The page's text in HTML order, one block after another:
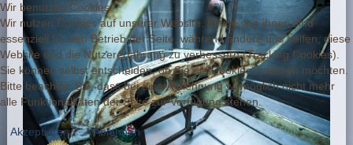
Wir benutzen Cookies
Wir nutzen Cookies auf unserer Website. Einige von ihnen sind
essenziell für den Betrieb der Seite, während andere uns helfen, diese
Website und die Nutzererfahrung zu verbessern (Tracking Cookies).
Sie können selbst entscheiden, ob Sie die Cookies zulassen möchten.
Bitte beachten Sie, dass bei einer Ablehnung womöglich nicht mehr
alle Funktionalitäten der Seite zur Verfügung stehen.
Akzeptieren Ablehnen